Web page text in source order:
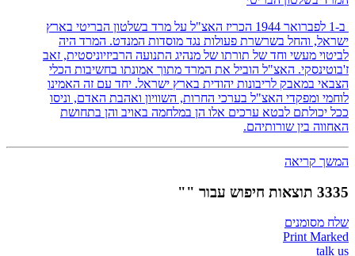
ב-1 לפברואר 1944 הכריז האצ"ל על מרד בשלטון הבריטי בארץ
ישראל, והחל בשרשרת פעולות נגד מוסדות המנדט. המרד היה
לביטוי מעשי וחד של תורתו של מנהיג התנועה הרביזיוניסטית, זאב
ז'בוטינסקי. האצ"ל הוביל את המרד מתוך אמונתו בחשיבות הכלי
הצבאי במאבק לריבונות יהודית בארץ ישראל. יחד עם זה האמינו
לוחמי ומפקדי האצ"ל בערכי החרות, השוויון ואהבת האדם, וניסו
ככל יכולתם לבטא ערכים אלו הן במלחמה באויב והן בתחושת
האחווה בין שורותיהם.
המשך קריאה
3335 תוצאות חיפוש עבור ""
שלח מסומנים
Print Marked
talk us